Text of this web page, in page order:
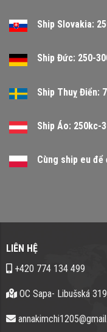
Ship Slovakia:
Ship Đức: 250-
Ship Thuỵ Điển:
Ship Áo: 250kc-
Cùng ship eu
LIÊN HỆ
+420 774 134 499
OC Sapa- Libušská